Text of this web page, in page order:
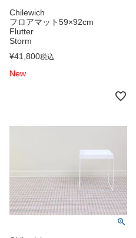
Chilewich
フロアマット59×92cm
Flutter
Storm
¥41,800税込
New